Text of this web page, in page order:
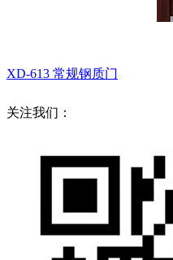
XD-613 常规钢质门
关注我们：